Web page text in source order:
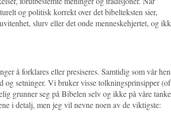
og politisk korrekt over det bibelteksten sier,
slurv eller det onde menneskehjertet, og
å forklares eller presiseres. Samtidig som vår
og setninger. Vi bruker visse tolkningsprinsipper
grunner seg på Bibelen selv og ikke på våre
i detalj, men jeg vil nevne noen av de viktigste: